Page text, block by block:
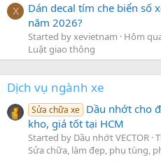
X
Dán decal tím che biển số
năm 2026?
Started by xevietnam Hôm
Luật giao thông
Dịch vụ ngành xe
Sửa chữa xe Dầu nhớt cho
kho, giá tốt tại HCM
Started by Dầu nhớt VECTOR
Sửa chữa, làm đẹp, phụ tùng,